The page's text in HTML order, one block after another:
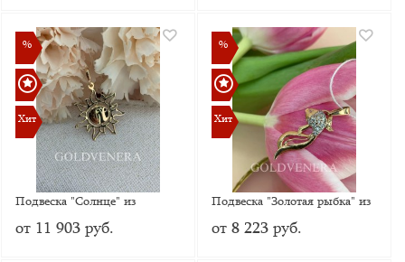
%
Хит
%
Хит
Подвеска "Солнце" из
красного золота 585 пробы
от 11 903 руб.
%
Хит
%
Хит
Подвеска "Золотая рыбка" из
красного золота 585 пробы с
от 8 223 руб.